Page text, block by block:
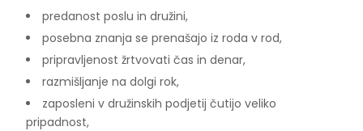
predanost poslu in družini,
posebna znanja se prenašajo iz roda v rod,
pripravljenost žrtvovati čas in denar,
razmišljanje na dolgi rok,
zaposleni v družinskih podjetij čutijo veliko
pripadnost,